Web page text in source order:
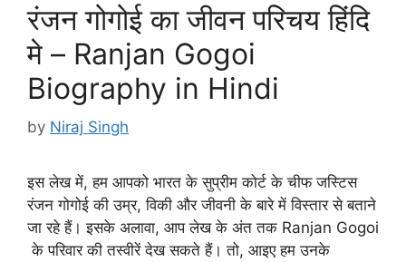
रंजन गोगोई का जीवन परिचय हिंदि
मे – Ranjan Gogoi
Biography in Hindi
by Niraj Singh
इस लेख में, हम आपको भारत के सुप्रीम कोर्ट के चीफ जस्टिस
रंजन गोगोई की उम्र, विकी और जीवनी के बारे में विस्तार से बताने
जा रहे हैं। इसके अलावा, आप लेख के अंत तक Ranjan Gogoi
के परिवार की तस्वीरें देख सकते हैं। तो, आइए हम उनके